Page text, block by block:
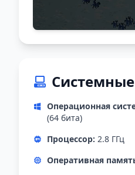
Операционная
(64 бита)
Процессор: 2.8 ГГц
Оперативная